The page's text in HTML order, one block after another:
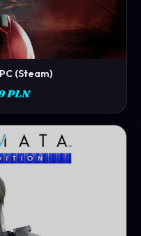
→ (Steam)
PLN